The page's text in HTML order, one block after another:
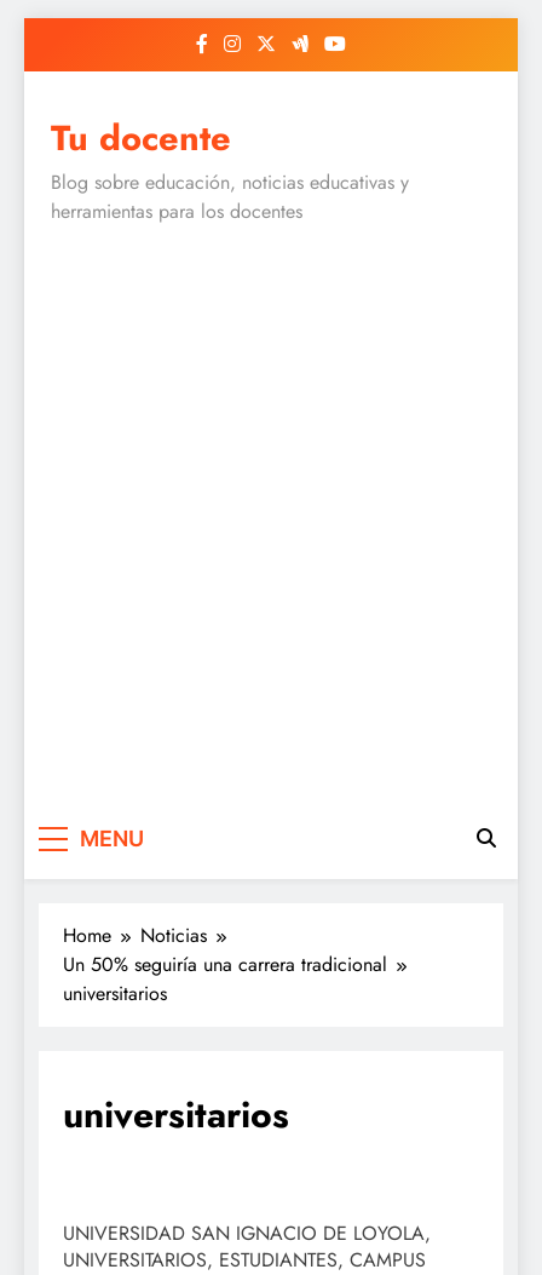
Tu docente
Blog sobre educación, noticias educativas y
herramientas para los docentes
MENU
Home
Noticias
Un 50% seguiría una carrera tradicional
universitarios
universitarios
UNIVERSIDAD SAN IGNACIO DE LOYOLA,
UNIVERSITARIOS, ESTUDIANTES, CAMPUS